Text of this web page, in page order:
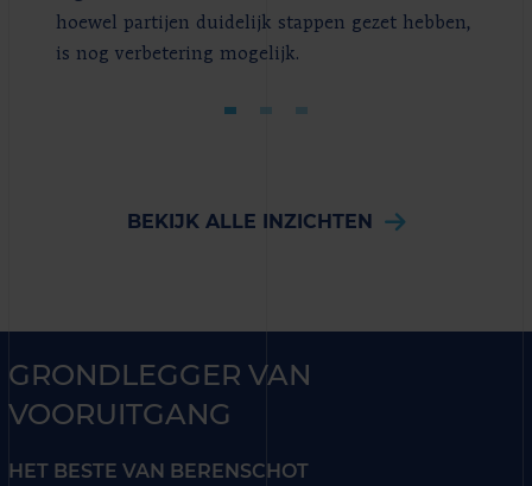
hoewel partijen duidelijk stappen gezet hebben,
is nog verbetering mogelijk.
BEKIJK ALLE INZICHTEN
GRONDLEGGER VAN
VOORUITGANG
HET BESTE VAN BERENSCHOT